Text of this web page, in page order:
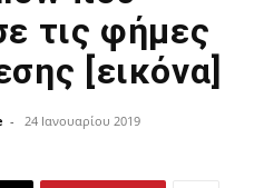
τις φήμες
[εικόνα]
- 24 Ιανουαρίου 2019